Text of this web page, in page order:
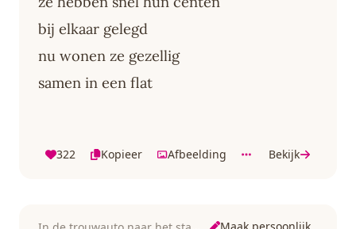
bij elkaar gelegd
nu wonen ze gezellig
samen in een flat
322 Kopieer Afbeelding Bekijk